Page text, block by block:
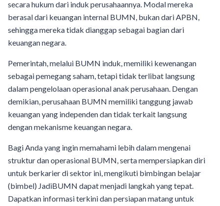
secara hukum dari induk perusahaannya. Modal mereka
berasal dari keuangan internal BUMN, bukan dari APBN,
sehingga mereka tidak dianggap sebagai bagian dari
keuangan negara.
Pemerintah, melalui BUMN induk, memiliki kewenangan
sebagai pemegang saham, tetapi tidak terlibat langsung
dalam pengelolaan operasional anak perusahaan. Dengan
demikian, perusahaan BUMN memiliki tanggung jawab
keuangan yang independen dan tidak terkait langsung
dengan mekanisme keuangan negara.
Bagi Anda yang ingin memahami lebih dalam mengenai
struktur dan operasional BUMN, serta mempersiapkan diri
untuk berkarier di sektor ini, mengikuti bimbingan belajar
(bimbel) JadiBUMN dapat menjadi langkah yang tepat.
Dapatkan informasi terkini dan persiapan matang untuk